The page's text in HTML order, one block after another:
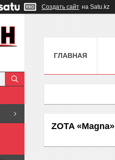
Создать сайт на Satu.kz
ГЛАВНАЯ
ZOTA «Magna»